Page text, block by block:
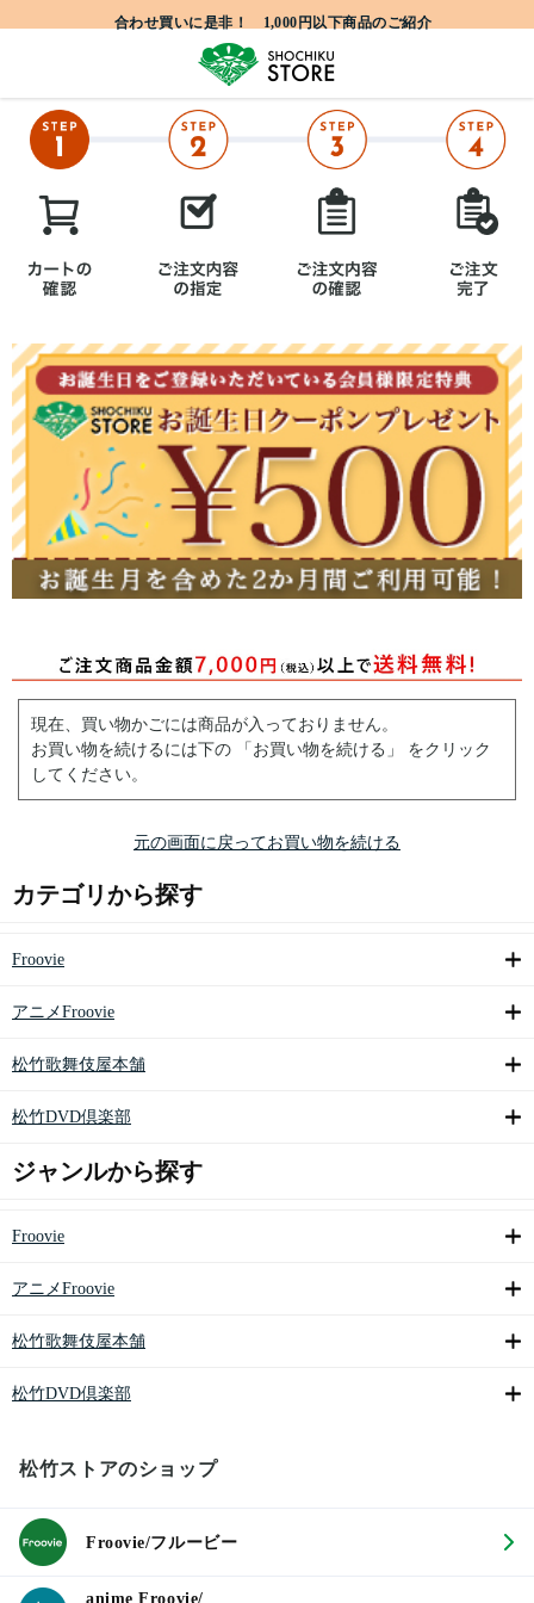
合わせ買いに是非！ 1,000円以下商品のご紹介
現在、買い物かごには商品が入っておりません。
お買い物を続けるには下の 「お買い物を続ける」 をクリック
してください。
元の画面に戻ってお買い物を続ける
カテゴリから探す
Froovie
アニメFroovie
松竹歌舞伎屋本舗
松竹DVD倶楽部
ジャンルから探す
Froovie
アニメFroovie
松竹歌舞伎屋本舗
松竹DVD倶楽部
松竹ストアのショップ
Froovie/フルービー
anime Froovie/